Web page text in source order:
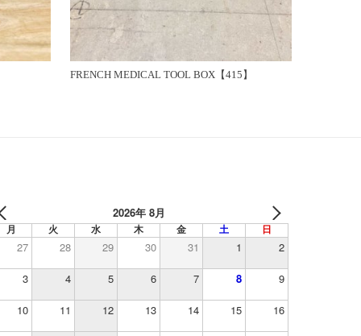
FRENCH MEDICAL TOOL BOX【415】
2026年 8月
月 火 水 木 金 土 日
27 28 29 30 31 1 2
3 4 5 6 7 8 9
10 11 12 13 14 15 16